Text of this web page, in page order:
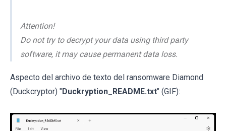
Attention!
Do not try to decrypt your data using third party
software, it may cause permanent data loss.
Aspecto del archivo de texto del ransomware Diamond
(Duckcryptor) "Duckryption_README.txt" (GIF):